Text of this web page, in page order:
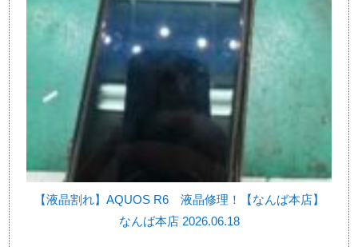
【液晶割れ】AQUOS R6 液晶修理！【なんば本店】
なんば本店 2026.06.18